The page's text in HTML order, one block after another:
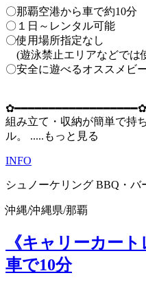
〇那覇空港から車で約10分
〇１日～レンタル可能
〇使用場所指定なし
(遊泳禁止エリアなどでは
〇安全に遊べるオススメビ
✿━━━━━━━━━━━━━━━━━━✿
組み立て・収納が簡単で持
ル。
.....もっと見る
INFO
シュノーケリング BBQ・バ
沖縄/沖縄県/那覇
《キャリーカー
車で10分